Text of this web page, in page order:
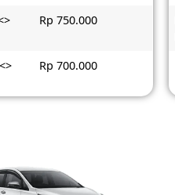
Rp 750.000
Rp 700.000